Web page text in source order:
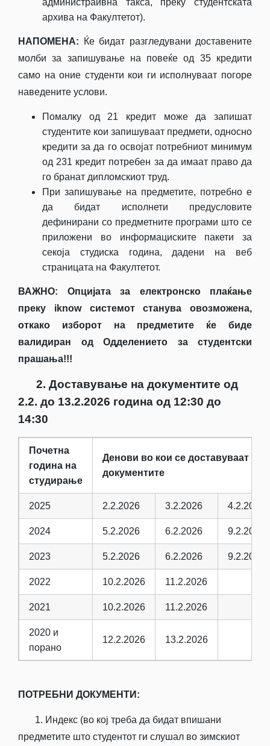
архива на Факултетот).
НАПОМЕНА: Ќе бидат разгледувани доставените
молби за запишување на повеќе од 35 кредити
само на оние студенти кои ги исполнуваат погоре
наведените услови.
Помалку од 21 кредит може да запишат
студентите кои запишуваат предмети, односно
кредити за да го освојат потребниот минимум
од 231 кредит потребен за да имаат право да
го бранат дипломскиот труд.
При запишување на предметите, потребно е
да бидат исполнети предусловите
дефинирани со предметните програми што се
приложени во инфор­мациските пакети за
секоја студиска година, дадени на веб
страницата на Факултетот.
ВАЖНО:
Опцијата за електронско плаќање
преку iknowсистемот станува овозможена,
откако изборот на предметите ќе биде
валидиран од Одделението за студентски
прашања!!!
2. Доставување на документите од
2.2. до 13.2.2026 година од 12:30 до
14:30
Почетна
година на
студирање
Денови во кои се доставуваат
документите
2025 2.2.2026 3.2.2026 4.2.2026
2024 5.2.2026 6.2.2026 9.2.2026
2023 5.2.2026 6.2.2026 9.2.2026
2022 10.2.2026 11.2.2026
2021 10.2.2026 11.2.2026
2020 и
порано
12.2.2026 13.2.2026
ПОТРЕБНИ ДОКУМЕНТИ:
1. Индекс (во кој треба да бидат впишани
предметите што студентот ги слушал во зимскиот